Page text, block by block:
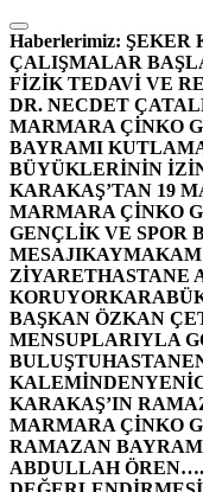
İçeriğe
atla
Haberlerimiz: ŞEKER
ÇALIŞMALAR
FİZİK TEDAVİ VE
DR. NECDET
MARMARA ÇİNKO
BAYRAMI
BÜYÜKLERİNİN
KARAKAŞ’TAN 19
MARMARA ÇİNKO
GENÇLİK VE SPOR
MESAJIKAYMAKAM
ZİYARETHASTANE
KORUYOR
BAŞKAN ÖZKAN
MENSUPLARIYLA
BULUŞTU
KALEMİNDEN
KARAKAŞ’IN
MARMARA ÇİNKO
RAMAZAN
ABDULLAH ÖREN….